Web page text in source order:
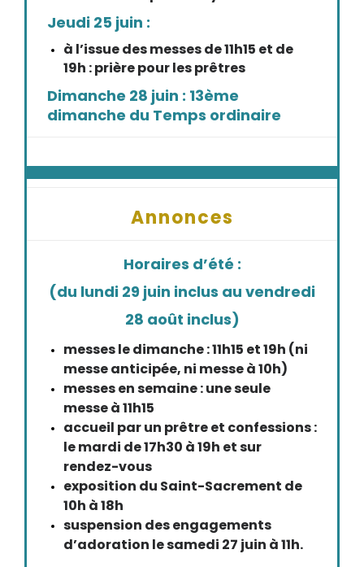
Jeudi 25 juin :
à l’issue des messes de 11h15 et de
19h : prière pour les prêtres
Dimanche 28 juin : 13ème
dimanche du Temps ordinaire
Annonces
Horaires d’été :
(du lundi 29 juin inclus au vendredi
28 août inclus)
messes le dimanche : 11h15 et 19h (ni
messe anticipée, ni messe à 10h)
messes en semaine : une seule
messe à 11h15
accueil par un prêtre et confessions :
le mardi de 17h30 à 19h et sur
rendez-vous
exposition du Saint-Sacrement de
10h à 18h
suspension des engagements
d’adoration le samedi 27 juin à 11h.